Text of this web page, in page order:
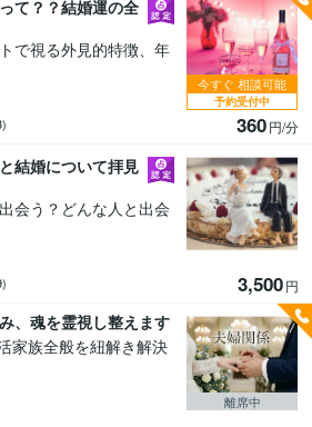
て？？結婚運の全
で視る外見的特徴、年
360円/分
今すぐ 相談可能
予約受付中
結婚について拝見
会う？どんな人と出会
3,500円
、魂を霊視し整えます
家族全般を紐解き解決
離席中